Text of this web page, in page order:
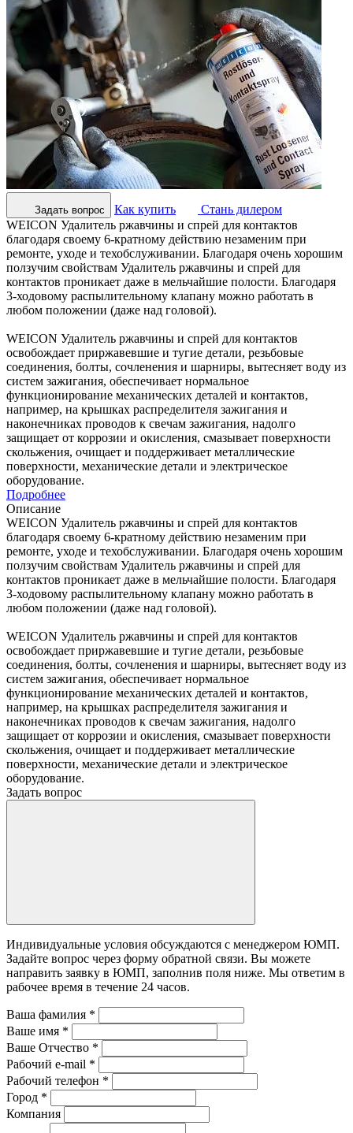
Задать вопрос Как купить
Стань дилером
WEICON Удалитель ржавчины и спрей для контактов
благодаря своему 6-кратному действию незаменим при
ремонте, уходе и техобслуживании. Благодаря очень хорошим
ползучим свойствам Удалитель ржавчины и спрей для
контактов проникает даже в мельчайшие полости. Благодаря
3-ходовому распылительному клапану можно работать в
любом положении (даже над головой).
WEICON Удалитель ржавчины и спрей для контактов
освобождает приржавевшие и тугие детали, резьбовые
соединения, болты, сочленения и шарниры, вытесняет воду из
систем зажигания, обеспечивает нормальное
функционирование механических деталей и контактов,
например, на крышках распределителя зажигания и
наконечниках проводов к свечам зажигания, надолго
защищает от коррозии и окисления, смазывает поверхности
скольжения, очищает и поддерживает металлические
поверхности, механические детали и электрическое
оборудование.
Подробнее
Описание
WEICON Удалитель ржавчины и спрей для контактов
благодаря своему 6-кратному действию незаменим при
ремонте, уходе и техобслуживании. Благодаря очень хорошим
ползучим свойствам Удалитель ржавчины и спрей для
контактов проникает даже в мельчайшие полости. Благодаря
3-ходовому распылительному клапану можно работать в
любом положении (даже над головой).
WEICON Удалитель ржавчины и спрей для контактов
освобождает приржавевшие и тугие детали, резьбовые
соединения, болты, сочленения и шарниры, вытесняет воду из
систем зажигания, обеспечивает нормальное
функционирование механических деталей и контактов,
например, на крышках распределителя зажигания и
наконечниках проводов к свечам зажигания, надолго
защищает от коррозии и окисления, смазывает поверхности
скольжения, очищает и поддерживает металлические
поверхности, механические детали и электрическое
оборудование.
Задать вопрос
Индивидуальные условия обсуждаются с менеджером ЮМП.
Задайте вопрос через форму обратной связи. Вы можете
направить заявку в ЮМП, заполнив поля ниже. Mы ответим в
рабочее время в течение 24 часов.
Ваша фамилия *
Ваше имя *
Ваше Отчество *
Рабочий e-mail *
Рабочий телефон *
Город *
Компания